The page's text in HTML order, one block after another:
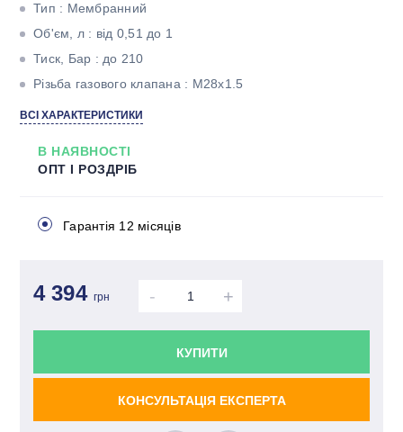
Тип : Мембранний
Об'єм, л : від 0,51 до 1
Тиск, Бар : до 210
Різьба газового клапана : M28x1.5
ВСІ ХАРАКТЕРИСТИКИ
В НАЯВНОСТІ
ОПТ І РОЗДРІБ
Гарантія 12 місяців
4 394 грн - +
КУПИТИ
КОНСУЛЬТАЦІЯ ЕКСПЕРТА